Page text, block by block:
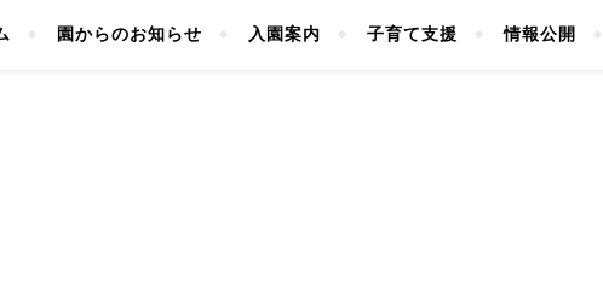
園からのお知らせ 入園案内 子育て支援 情報公開